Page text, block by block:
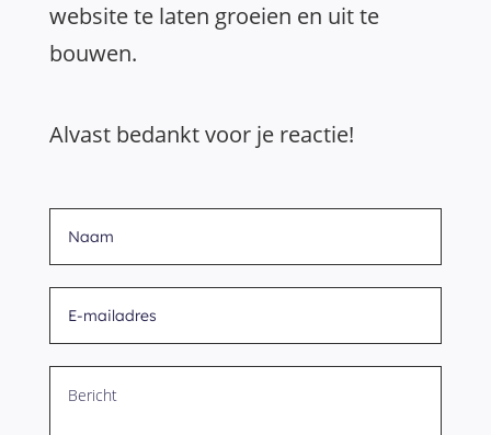
website te laten groeien en uit te
bouwen.
Alvast bedankt voor je reactie!